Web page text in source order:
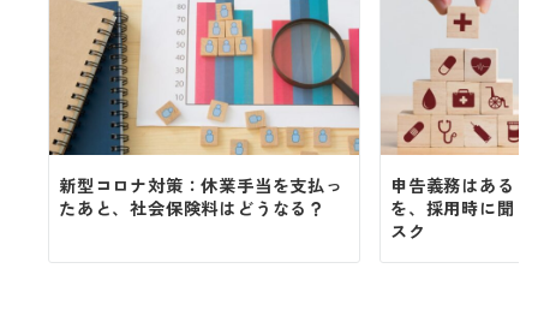
新型コロナ対策：休業手当を支払っ
たあと、社会保険料はどうなる？
申告義務はある
を、採用時に聞
スク